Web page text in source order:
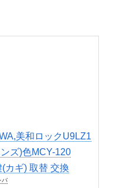
美和ロックU9LZ1
ズ)色MCY-120
カギ) 取替 交換
バ